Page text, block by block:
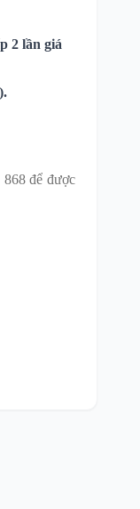
2 lần giá
để được